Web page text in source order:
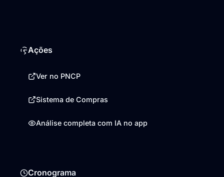
Ações
Ver no PNCP
Sistema de Compras
Análise completa com IA no app
Cronograma